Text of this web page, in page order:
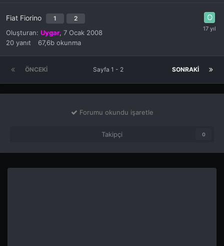
Fiat Fiorino 1 2
Oluşturan: Uygar, 7 Ocak 2008
20 yanıt 67,6b okunma
ÖNCEKI SONRAKI
Sayfa 1 - 2
Forumu okundu işaretle
Takipçi 0